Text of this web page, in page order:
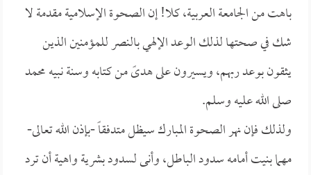
باهت من الجامعة العربية، كلا! إن الصحوة الإسلامية مقدمة لا
شك في صحتها لذلك الوعد الإلهي بالنصر للمؤمنين الذين
يثقون بوعد ربهم، ويسيرون على هدىً من كتابه وسنة نبيه محمد
صلى الله عليه وسلم.
ولذلك فإن نهر الصحوة المبارك سيظل متدفقاً -بإذن الله تعالى-
مهما بنيت أمامه سدود الباطل، وأنى لسدود بشرية واهية أن ترد